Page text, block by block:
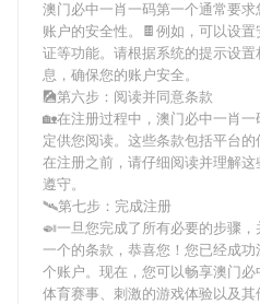
澳门必中一肖一码第一个通常要求
账户的安全性。🍫例如，可以设
证等功能。请根据系统的提示设
息，确保您的账户安全。
🎑第六步：阅读并同意条款
🏡在注册过程中， 澳门必中一肖一
定供您阅读。这些条款包括平台的
在注册之前，请仔细阅读并理解
遵守。
🛰第七步：完成注册
🍛一旦您完成了所有必要的步骤，
一个的条款，恭喜您！您已经成
个账户。现在，您可以畅享澳门必
体育赛事、刺激的游戏体验以及其